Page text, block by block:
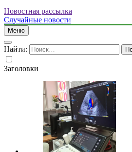
Новостная рассылка
Случайные новости
Меню
Найти:
Заголовки